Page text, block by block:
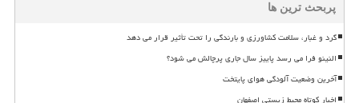
پربحث ترین ها
گرد و غبار، سلامت کشاورزی و بارندگی را تحت تأثیر قرار می دهد
النینو فرا می رسد پاییز سال جاری پرچالش می شود؟
آخرین وضعیت آلودگی هوای پایتخت
اخبار کوتاه محیط زیستی اصفهان